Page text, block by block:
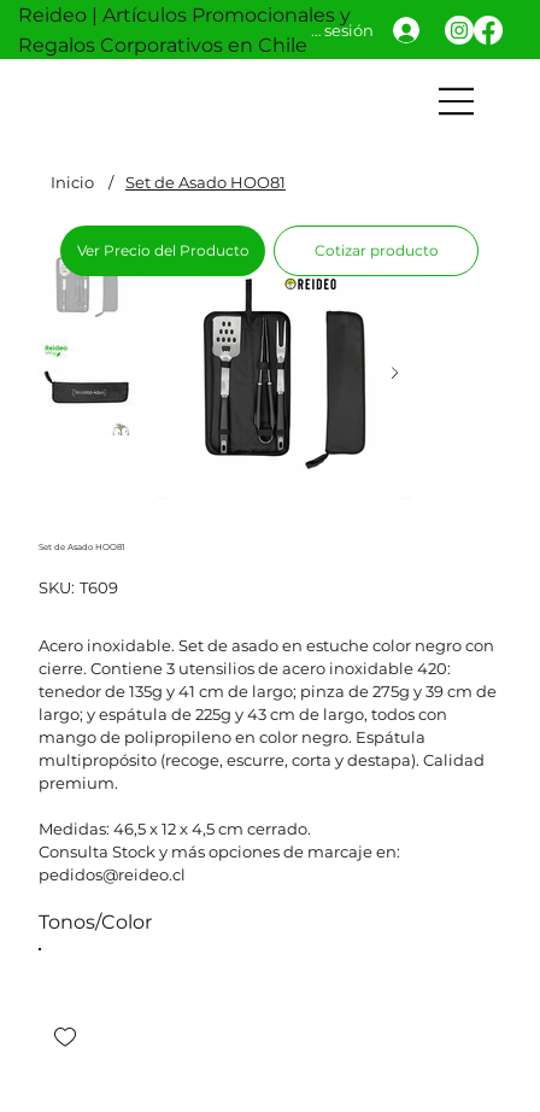
Reideo | Artículos Promocionales y
Regalos Corporativos en Chile
Iniciar sesión
Inicio / Set de Asado HOO81
Set de Asado HOO81
SKU: SKU
T609
T609
Acero inoxidable. Set de asado en estuche color negro con
cierre. Contiene 3 utensilios de acero inoxidable 420:
tenedor de 135g y 41 cm de largo; pinza de 275g y 39 cm de
largo; y espátula de 225g y 43 cm de largo, todos con
mango de polipropileno en color negro. Espátula
multipropósito (recoge, escurre, corta y destapa). Calidad
premium.
Medidas: 46,5 x 12 x 4,5 cm cerrado.
Consulta Stock y más opciones de marcaje en:
pedidos@reideo.cl
Tonos/Color
Ver Precio del Producto Cotizar producto